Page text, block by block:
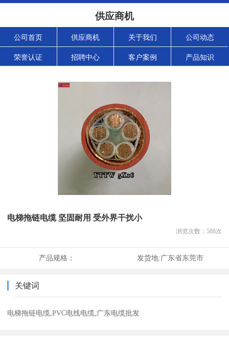
供应商机
公司首页 供应商机 关于我们 公司动态
荣誉认证 招聘中心 客户案例 产品知识
电梯拖链电缆 坚固耐用 受外界干扰小
浏览次数： 588次
产品规格： 发货地:广东省东莞市
关键词
电梯拖链电缆,PVC电线电缆,广东电缆批发